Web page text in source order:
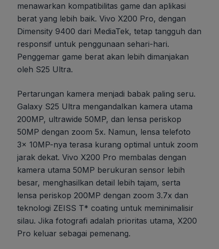
menawarkan kompatibilitas game dan aplikasi
berat yang lebih baik. Vivo X200 Pro, dengan
Dimensity 9400 dari MediaTek, tetap tangguh dan
responsif untuk penggunaan sehari-hari.
Penggemar game berat akan lebih dimanjakan
oleh S25 Ultra.
Pertarungan kamera menjadi babak paling seru.
Galaxy S25 Ultra mengandalkan kamera utama
200MP, ultrawide 50MP, dan lensa periskop
50MP dengan zoom 5x. Namun, lensa telefoto
3x 10MP-nya terasa kurang optimal untuk zoom
jarak dekat. Vivo X200 Pro membalas dengan
kamera utama 50MP berukuran sensor lebih
besar, menghasilkan detail lebih tajam, serta
lensa periskop 200MP dengan zoom 3.7x dan
teknologi ZEISS T* coating untuk meminimalisir
silau. Jika fotografi adalah prioritas utama, X200
Pro keluar sebagai pemenang.